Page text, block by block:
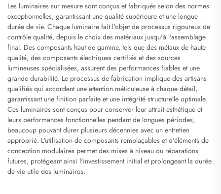
Les luminaires sur mesure sont conçus et fabriqués selon des normes
exceptionnelles, garantissant une qualité supérieure et une longue
durée de vie. Chaque luminaire fait l'objet de processus rigoureux de
contrôle qualité, depuis le choix des matériaux jusqu'à l'assemblage
final. Des composants haut de gamme, tels que des métaux de haute
qualité, des composants électriques certifiés et des sources
lumineuses spécialisées, assurent des performances fiables et une
grande durabilité. Le processus de fabrication implique des artisans
qualifiés qui accordent une attention méticuleuse à chaque détail,
garantissant une finition parfaite et une intégrité structurelle optimale.
Ces luminaires sont conçus pour conserver leur attrait esthétique et
leurs performances fonctionnelles pendant de longues périodes,
beaucoup pouvant durer plusieurs décennies avec un entretien
approprié. L'utilisation de composants remplaçables et d'éléments de
conception modulaires permet des mises à niveau ou réparations
futures, protégeant ainsi l'investissement initial et prolongeant la durée
de vie utile des luminaires.